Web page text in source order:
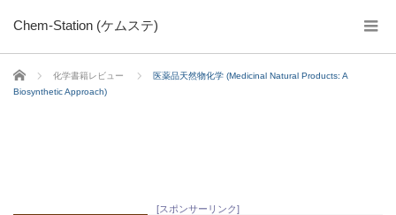
Chem-Station (ケムステ)
ホーム 化学書籍レビュー
医薬品天然物化学 (Medicinal Natural Products: A
Biosynthetic Approach)
[スポンサーリンク]